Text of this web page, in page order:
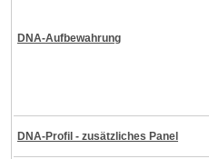
DNA-Aufbewahrung
DNA-Profil - zusätzliches Panel